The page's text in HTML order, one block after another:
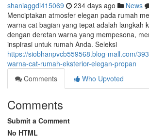
shaniaggdi415069 234 days ago News
Menciptakan atmosfer elegan pada rumah
warna cat bagian yang tepat adalah langkah
dengan deretan warna yang mempesona,
inspirasi untuk rumah Anda. Seleksi
https://siobhanpvcb559568.blog-mall.com/
warna-cat-rumah-eksterior-elegan-propan
Comments
Who Upvoted
Comments
Submit a Comment
No HTML